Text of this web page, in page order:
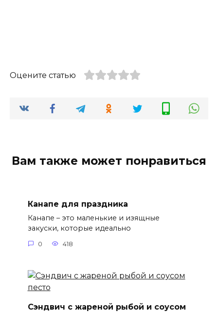
Оцените статью
Вам также может понравиться
Канапе для праздника
Канапе – это маленькие и изящные
закуски, которые идеально
0 418
Сэндвич с жареной рыбой и соусом